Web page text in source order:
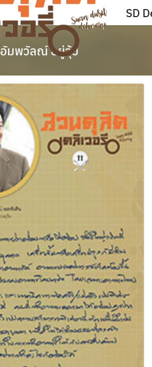
SD
อัมพวัลณ์ อยู่จุ้ย